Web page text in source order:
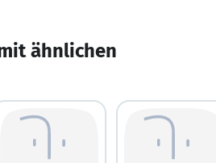
ähnlichen